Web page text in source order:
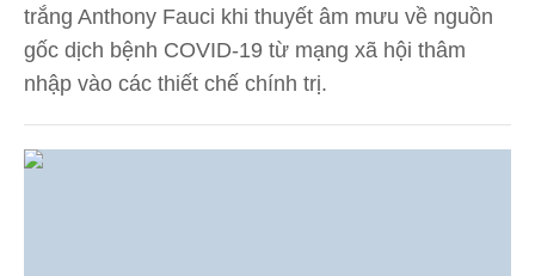
trắng Anthony Fauci khi thuyết âm mưu về nguồn
gốc dịch bệnh COVID-19 từ mạng xã hội thâm
nhập vào các thiết chế chính trị.